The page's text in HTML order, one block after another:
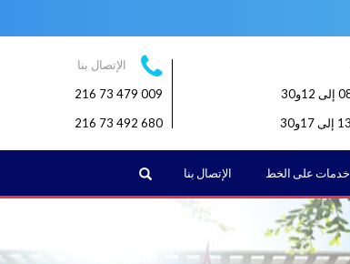
الإتصال بنا
009 479 73 216
680 492 73 216
خدمات على الخط الإتصال بنا البحث